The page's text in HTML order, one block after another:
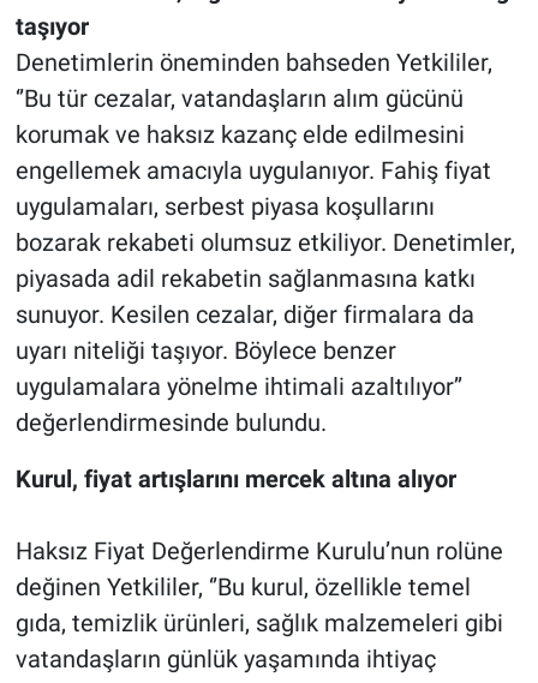
taşıyor
Denetimlerin öneminden bahseden Yetkililer,
‘’Bu tür cezalar, vatandaşların alım gücünü
korumak ve haksız kazanç elde edilmesini
engellemek amacıyla uygulanıyor. Fahiş fiyat
uygulamaları, serbest piyasa koşullarını
bozarak rekabeti olumsuz etkiliyor. Denetimler,
piyasada adil rekabetin sağlanmasına katkı
sunuyor. Kesilen cezalar, diğer firmalara da
uyarı niteliği taşıyor. Böylece benzer
uygulamalara yönelme ihtimali azaltılıyor’’
değerlendirmesinde bulundu.
Kurul, fiyat artışlarını mercek altına alıyor
Haksız Fiyat Değerlendirme Kurulu’nun rolüne
değinen Yetkililer, ‘’Bu kurul, özellikle temel
gıda, temizlik ürünleri, sağlık malzemeleri gibi
vatandaşların günlük yaşamında ihtiyaç